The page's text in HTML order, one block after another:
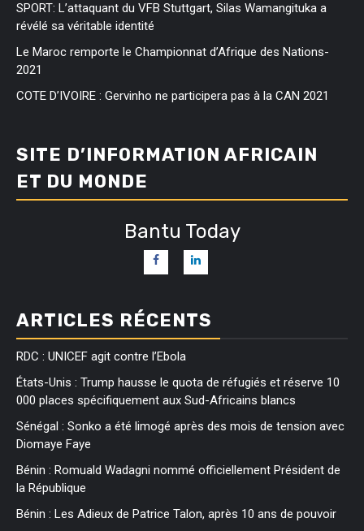
SPORT: L’attaquant du VFB Stuttgart, Silas Wamangituka a
révélé sa véritable identité
Le Maroc remporte le Championnat d’Afrique des Nations-
2021
COTE D’IVOIRE : Gervinho ne participera pas à la CAN 2021
SITE D’INFORMATION AFRICAIN
ET DU MONDE
Bantu Today
ARTICLES RÉCENTS
RDC : UNICEF agit contre l’Ebola
États-Unis : Trump hausse le quota de réfugiés et réserve 10
000 places spécifiquement aux Sud-Africains blancs
Sénégal : Sonko a été limogé après des mois de tension avec
Diomaye Faye
Bénin : Romuald Wadagni nommé officiellement Président de
la République
Bénin : Les Adieux de Patrice Talon, après 10 ans de pouvoir